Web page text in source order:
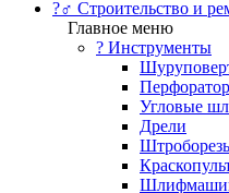
?‍♂️ Строительство и
Главное меню
?️ Инструменты
Угловые
Дрели